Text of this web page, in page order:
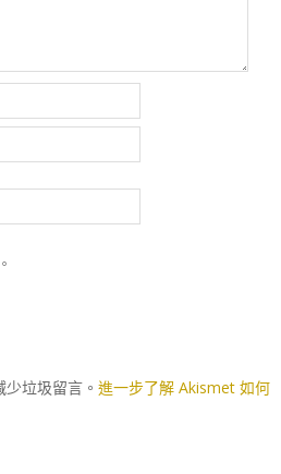
垃圾留言。 進一步了解 Akismet 如何